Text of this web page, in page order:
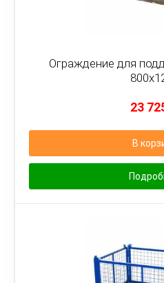
Ограждение для
23
В